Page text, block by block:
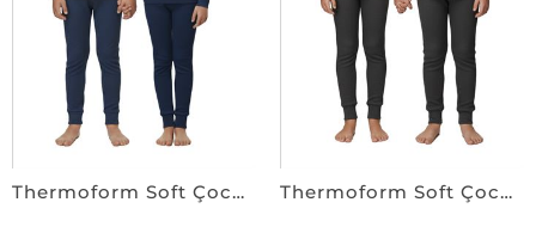
Thermoform Soft Çocuk Termal İçlik Set LACİVERT Thermoform Soft Çocuk Termal İçlik Set ANTRASiT